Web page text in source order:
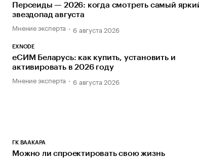
Персеиды — 2026: когда смотреть самый
звездопад августа
Мнение эксперта 6 августа 2026
EXNODE
еСИМ Беларусь: как купить, установить и
активировать в 2026 году
Мнение эксперта 6 августа 2026
ГК ВААКАРА
Можно ли спроектировать свою жизнь